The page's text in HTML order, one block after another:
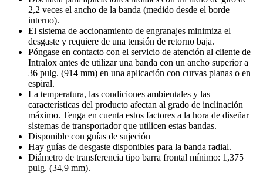
2,2 veces el ancho de la banda (medido desde el borde
interno).
El sistema de accionamiento de engranajes minimiza el
desgaste y requiere de una tensión de retorno baja.
Póngase en contacto con el servicio de atención al cliente de
Intralox antes de utilizar una banda con un ancho superior a
36 pulg. (914 mm) en una aplicación con curvas planas o en
espiral.
La temperatura, las condiciones ambientales y las
características del producto afectan al grado de inclinación
máximo. Tenga en cuenta estos factores a la hora de diseñar
sistemas de transportador que utilicen estas bandas.
Disponible con guías de sujeción
Hay guías de desgaste disponibles para la banda radial.
Diámetro de transferencia tipo barra frontal mínimo: 1,375
pulg. (34,9 mm).